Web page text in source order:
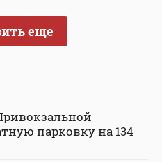
еще
парковку на 134